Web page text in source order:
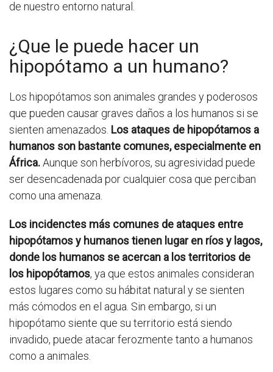
de nuestro entorno natural.
¿Que le puede hacer un
hipopótamo a un humano?
Los hipopótamos son animales grandes y poderosos
que pueden causar graves daños a los humanos si se
sienten amenazados. Los ataques de hipopótamos a
humanos son bastante comunes, especialmente en
África.Aunque son herbívoros, su agresividad puede
ser desencadenada por cualquier cosa que perciban
como una amenaza.
Los incidenctes más comunes de ataques entre
hipopótamos y humanos tienen lugar en ríos y lagos,
donde los humanos se acercan a los territorios de
los hipopótamos, ya que estos animales consideran
estos lugares como su hábitat natural y se sienten
más cómodos en el agua. Sin embargo, si un
hipopótamo siente que su territorio está siendo
invadido, puede atacar ferozmente tanto a humanos
como a animales.